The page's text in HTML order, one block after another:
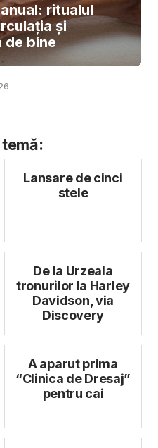
ritualul
și
de bine
Lansare de cinci
stele
De la Urzeala
tronurilor la Harley
Davidson, via
Discovery
A aparut prima
“Clinica de Dresaj”
pentru cai